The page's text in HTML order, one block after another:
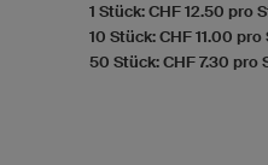
1 Stück: CHF 12.50 pro
10 Stück: CHF 11.00 pro
50 Stück: CHF 7.30 pro